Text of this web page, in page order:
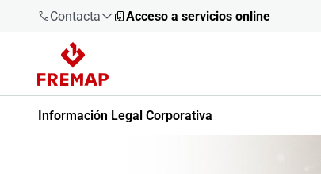
Contacta
900 61 00
61
Acceso a servicios online
Información Legal Corporativa